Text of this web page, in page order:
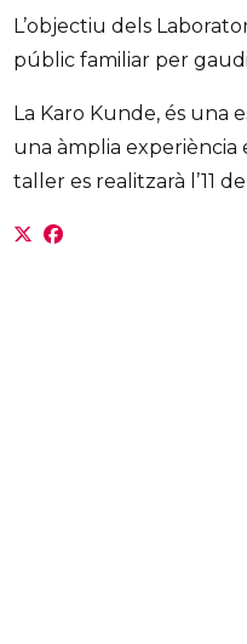
L’objectiu dels
públic familiar per
La Karo Kunde, és una
una àmplia
taller es realitzarà l’11